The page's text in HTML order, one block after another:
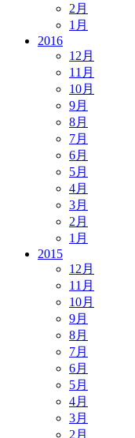
2月
1月
2016
12月
11月
10月
9月
8月
7月
6月
5月
4月
3月
2月
1月
2015
12月
11月
10月
9月
8月
7月
6月
5月
4月
3月
2月